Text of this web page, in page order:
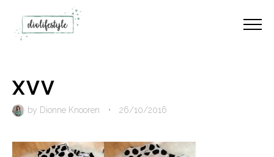
XVV
by Dionne Knooren • 26/10/2016